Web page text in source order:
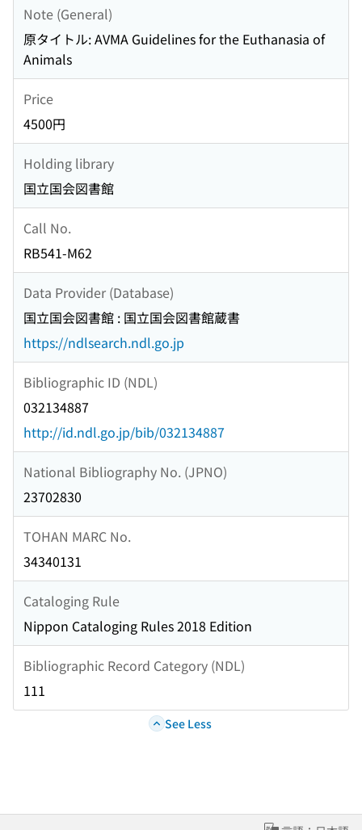
Note (General)
原タイトル: AVMA Guidelines for the Euthanasia of
Animals
Price
4500円
Holding library
国立国会図書館
Call No.
RB541-M62
Data Provider (Database)
国立国会図書館 : 国立国会図書館蔵書
https://ndlsearch.ndl.go.jp
Bibliographic ID (NDL)
032134887
http://id.ndl.go.jp/bib/032134887
National Bibliography No. (JPNO)
23702830
TOHAN MARC No.
34340131
Cataloging Rule
Nippon Cataloging Rules 2018 Edition
Bibliographic Record Category (NDL)
111
See Less